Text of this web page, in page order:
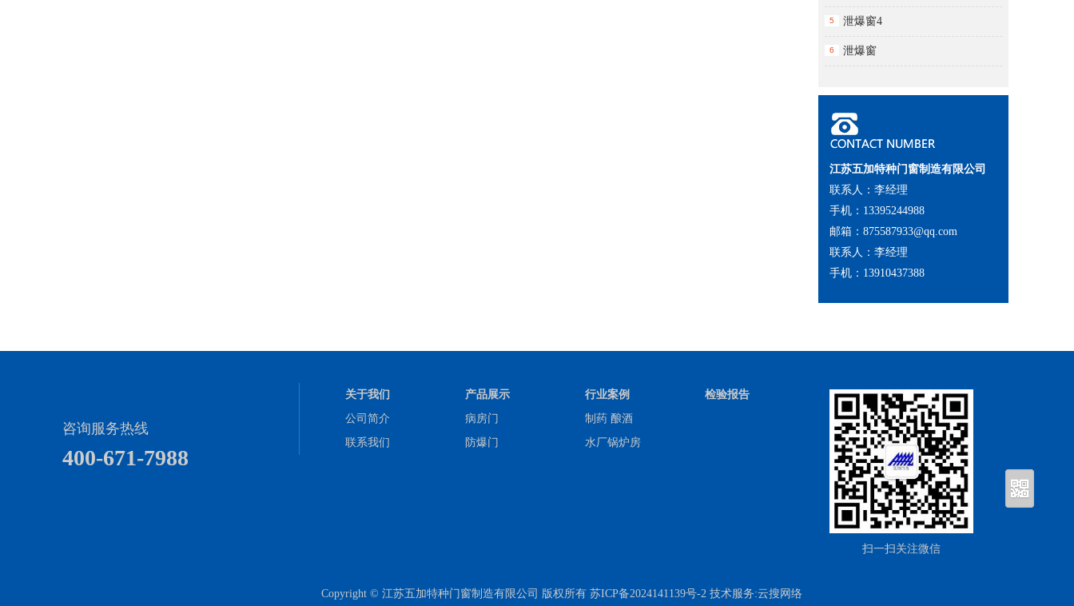
5 泄爆窗4
6 泄爆窗
江苏五加特种门窗制造有限公司
联系人：李经理
手机：13395244988
邮箱：875587933@qq.com
联系人：李经理
手机：13910437388
咨询服务热线
400-671-7988
关于我们
公司简介
联系我们
产品展示
病房门
防爆门
行业案例
制药 酿酒
水厂锅炉房
检验报告
扫一扫关注微信
Copyright © 江苏五加特种门窗制造有限公司 版权所有 苏ICP备2024141139号-2 技术服务:云搜网络